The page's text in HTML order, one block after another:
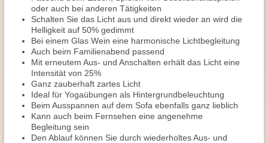
oder auch bei anderen Tätigkeiten
Schalten Sie das Licht aus und direkt wieder an wird die
Helligkeit auf 50% gedimmt
Bei einem Glas Wein eine harmonische Lichtbegleitung
Auch beim Familienabend passend
Mit erneutem Aus- und Anschalten erhält das Licht eine
Intensität von 25%
Ganz zauberhaft zartes Licht
Ideal für Yogaübungen als Hintergrundbeleuchtung
Beim Ausspannen auf dem Sofa ebenfalls ganz lieblich
Kann auch beim Fernsehen eine angenehme
Begleitung sein
Den Ablauf können Sie durch wiederholtes Aus- und